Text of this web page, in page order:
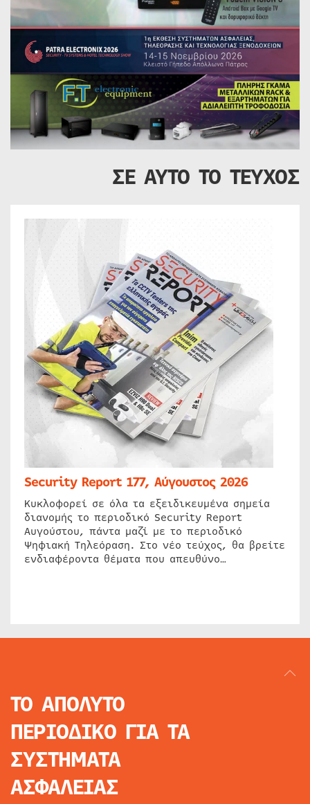
ΣΕ ΑΥΤΟ ΤΟ ΤΕΥΧΟΣ
Security Report 177, Αύγουστος 2026
Κυκλοφορεί σε όλα τα εξειδικευμένα σημεία
διανομής το περιοδικό Security Report
Αυγούστου, πάντα μαζί με το περιοδικό
Ψηφιακή Τηλεόραση. Στο νέο τεύχος, θα βρείτε
ενδιαφέροντα θέματα που απευθύνο…
ΤΟ ΑΠΟΛΥΤΟ
ΠΕΡΙΟΔΙΚΟ ΓΙΑ ΤΑ
ΣΥΣΤΗΜΑΤΑ
ΑΣΦΑΛΕΙΑΣ